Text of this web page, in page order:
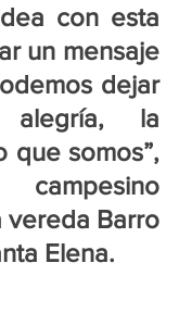
con esta
un mensaje
dejar
la
que somos”,
vereda Barro
Elena.